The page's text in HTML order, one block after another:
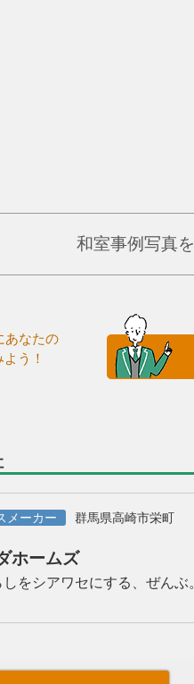
和室事例写真
あなたの
う！
メーカー 群馬県高崎市栄町
ホームズ
しをシアワセにする、ぜんぶ